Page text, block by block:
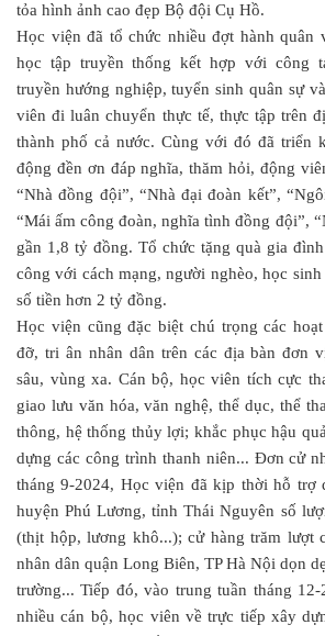
tỏa hình ảnh cao đẹp Bộ đội Cụ Hồ.
Học viện đã tổ chức nhiều đợt hành quân
học tập truyền thống kết hợp với công
truyền hướng nghiệp, tuyển sinh quân sự
viên đi luân chuyển thực tế, thực tập trên
thành phố cả nước. Cùng với đó đã triển
động đền ơn đáp nghĩa, thăm hỏi, động
“Nhà đồng đội”, “Nhà đại đoàn kết”,
“Mái ấm công đoàn, nghĩa tình đồng đội”,
gần 1,8 tỷ đồng. Tổ chức tặng quà gia
công với cách mạng, người nghèo, học
số tiền hơn 2 tỷ đồng.
Học viện cũng đặc biệt chú trọng các
đỡ, tri ân nhân dân trên các địa bàn đơn
sâu, vùng xa. Cán bộ, học viên tích cực
giao lưu văn hóa, văn nghệ, thể dục, thể
thông, hệ thống thủy lợi; khắc phục hậu
dựng các công trình thanh niên... Đơn cử
tháng 9-2024, Học viện đã kịp thời hỗ trợ
huyện Phú Lương, tỉnh Thái Nguyên số
(thịt hộp, lương khô...); cử hàng trăm lượt
nhân dân quận Long Biên, TP Hà Nội dọn
trường... Tiếp đó, vào trung tuần tháng
nhiều cán bộ, học viên về trực tiếp xây